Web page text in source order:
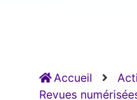
Accueil
Revues